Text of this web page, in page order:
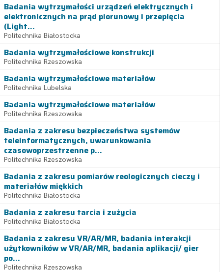
Badania wytrzymałości urządzeń elektrycznych i
elektronicznych na prąd piorunowy i przepięcia
(Light...
Politechnika Białostocka
Badania wytrzymałościowe konstrukcji
Politechnika Rzeszowska
Badania wytrzymałościowe materiałów
Politechnika Lubelska
Badania wytrzymałościowe materiałów
Politechnika Rzeszowska
Badania z zakresu bezpieczeństwa systemów
teleinformatycznych, uwarunkowania
czasowoprzestrzenne p...
Politechnika Rzeszowska
Badania z zakresu pomiarów reologicznych cieczy i
materiałów miękkich
Politechnika Białostocka
Badania z zakresu tarcia i zużycia
Politechnika Białostocka
Badania z zakresu VR/AR/MR, badania interakcji
użytkowników w VR/AR/MR, badania aplikacji/ gier
po...
Politechnika Rzeszowska